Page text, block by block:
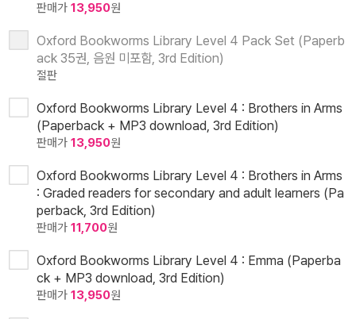
판매가 13,950원
Oxford Bookworms Library Level 4 Pack Set (Paperb
ack 35권, 음원 미포함, 3rd Edition)
절판
Oxford Bookworms Library Level 4 : Brothers in Arms
(Paperback + MP3 download, 3rd Edition)
판매가 13,950원
Oxford Bookworms Library Level 4 : Brothers in Arms
: Graded readers for secondary and adult learners (Pa
perback, 3rd Edition)
판매가 11,700원
Oxford Bookworms Library Level 4 : Emma (Paperba
ck + MP3 download, 3rd Edition)
판매가 13,950원